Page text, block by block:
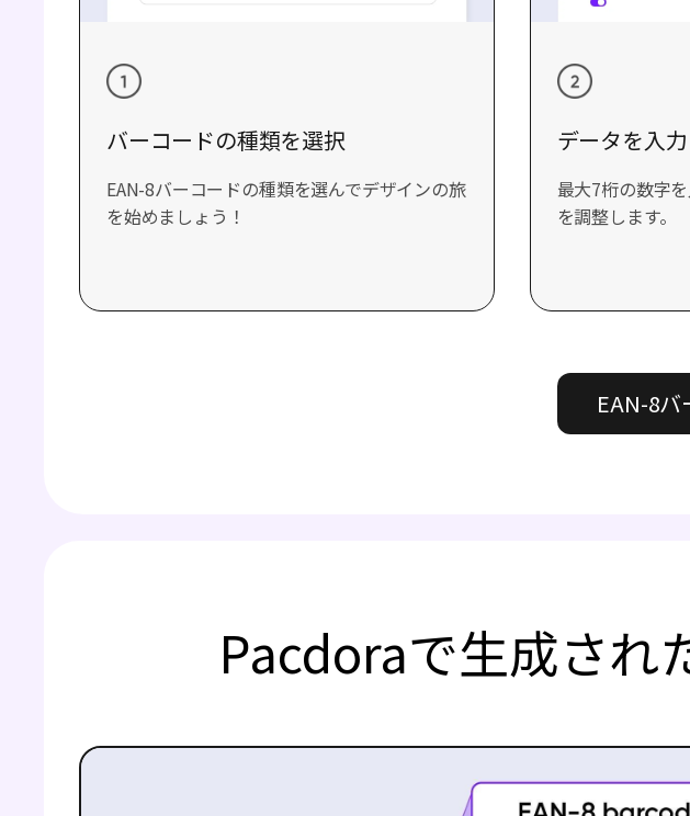
バーコードの種類を選択
EAN-8バーコードの種類を選んでデザインの旅
を始めましょう！
データを入
最大7桁の数字
を調整します。
EAN-8
Pacdoraで生成され